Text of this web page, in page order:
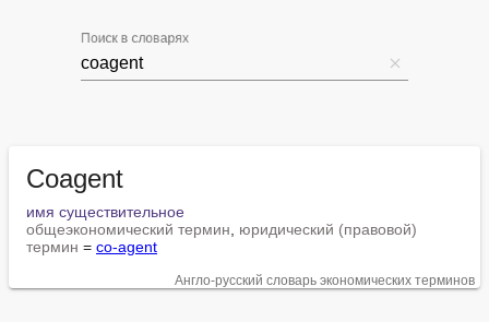
Поиск в словарях
Coagent
имя существительное
общеэкономический термин
юридический (правовой)
термин = co-agent
Англо-русский словарь экономических терминов